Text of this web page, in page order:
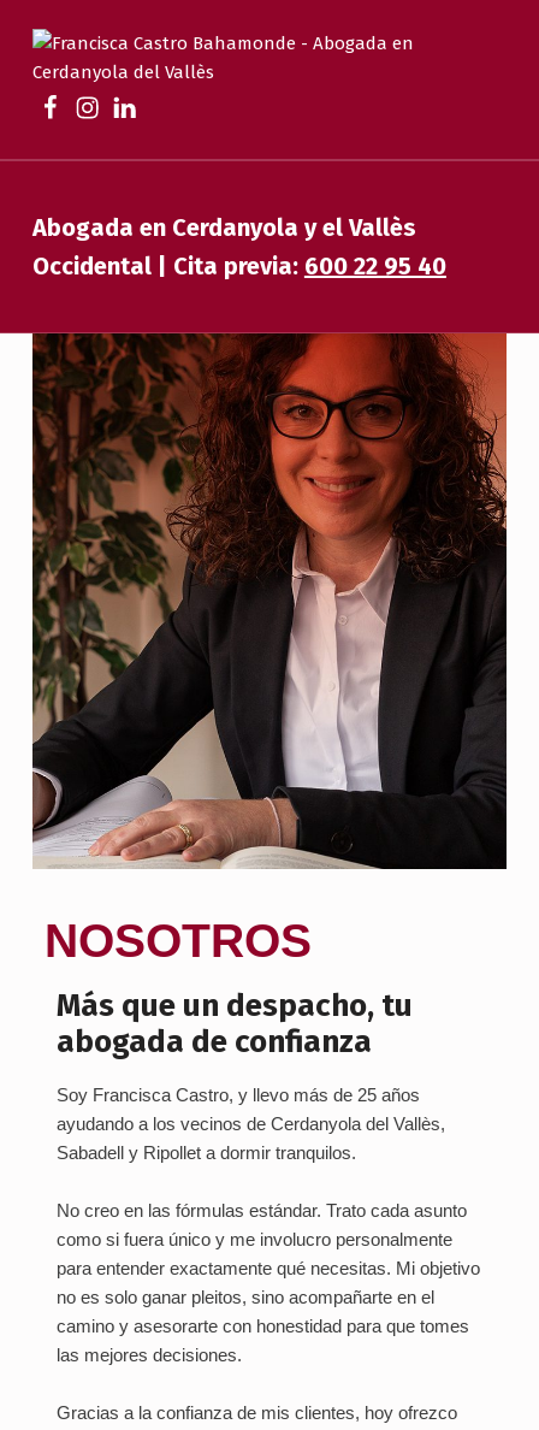
Abogada en Cerdanyola y el Vallès
Occidental | Cita previa: 600 22 95 40
T
A
B
O
G
A
D
A
E
N
C
E
R
D
A
N
O
NOSOTROS
Más que un despacho, tu
abogada de confianza
Soy Francisca Castro, y llevo más de 25 años
ayudando a los vecinos de Cerdanyola del Vallès,
Sabadell y Ripollet a dormir tranquilos.
No creo en las fórmulas estándar. Trato cada asunto
como si fuera único y me involucro personalmente
para entender exactamente qué necesitas. Mi objetivo
no es solo ganar pleitos, sino acompañarte en el
camino y asesorarte con honestidad para que tomes
las mejores decisiones.
Gracias a la confianza de mis clientes, hoy ofrezco